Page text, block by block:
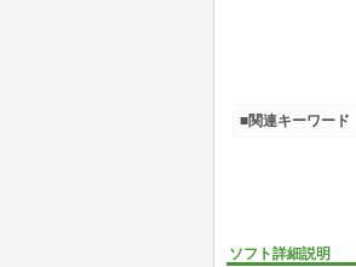
ソフト詳細説明
■関連キーワード